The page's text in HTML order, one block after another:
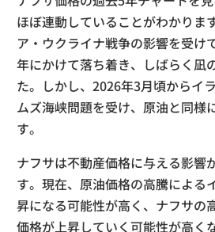
ほぼ連動していることがわかりま
ア・ウクライナ戦争の影響を受け
年にかけて落ち着き、しばらく凪
た。しかし、2026年3月頃からイ
ムズ海峡問題を受け、原油と同様
す。
ナフサは不動産価格に与える影響
す。現在、原油価格の高騰による
昇になる可能性が高く、ナフサの
価格が上昇していく可能性が高く